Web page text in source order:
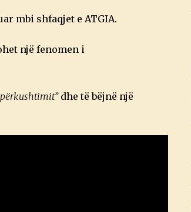
mbi shfaqjet e ATGIA.
një fenomen i
dhe të bëjnë një